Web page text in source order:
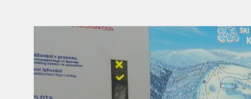
Aktuality